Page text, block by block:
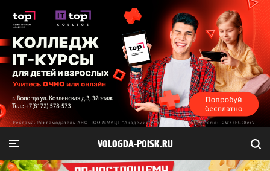
VOLOGDA-POISK.RU